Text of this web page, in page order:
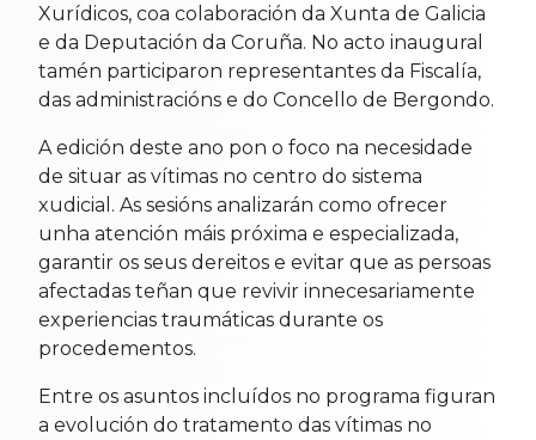
Xurídicos, coa colaboración da Xunta de Galicia
e da Deputación da Coruña. No acto inaugural
tamén participaron representantes da Fiscalía,
das administracións e do Concello de Bergondo.
A edición deste ano pon o foco na necesidade
de situar as vítimas no centro do sistema
xudicial. As sesións analizarán como ofrecer
unha atención máis próxima e especializada,
garantir os seus dereitos e evitar que as persoas
afectadas teñan que revivir innecesariamente
experiencias traumáticas durante os
procedementos.
Entre os asuntos incluídos no programa figuran
a evolución do tratamento das vítimas no